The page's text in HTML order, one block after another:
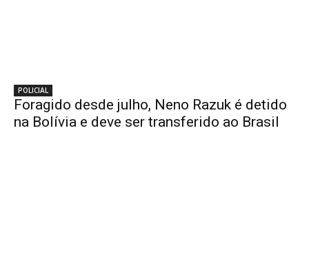
POLICIAL
Foragido desde julho, Neno Razuk é detido
na Bolívia e deve ser transferido ao Brasil